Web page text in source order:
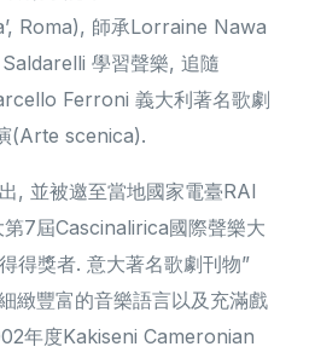
Roma), 師承Lorraine Nawa
學習聲樂, 追隨
Ferroni 義大利著名歌劇
(Arte scenica).
, 並被邀至當地國家電臺RAI
7屆Cascinalirica國際聲樂大
得獎者. 意大著名歌劇刊物”
緻豐富的音樂語言以及充滿戲
年度Kakiseni Cameronian